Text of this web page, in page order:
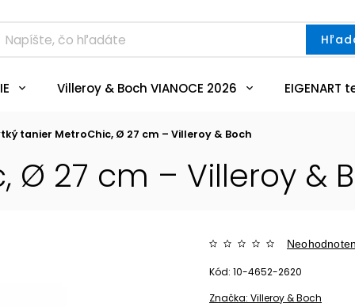
Villeroy & Boch VIANOCE 2026 EIGENART
tanier MetroChic, Ø 27 cm – Villeroy & Boch
Ø 27 cm – Villeroy &
Značka:Villeroy & Boch
Kód: 10-4652-2620